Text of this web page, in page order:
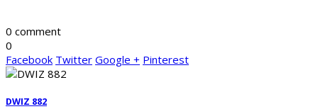
0 comment
0
Facebook Twitter Google + Pinterest
DWIZ 882